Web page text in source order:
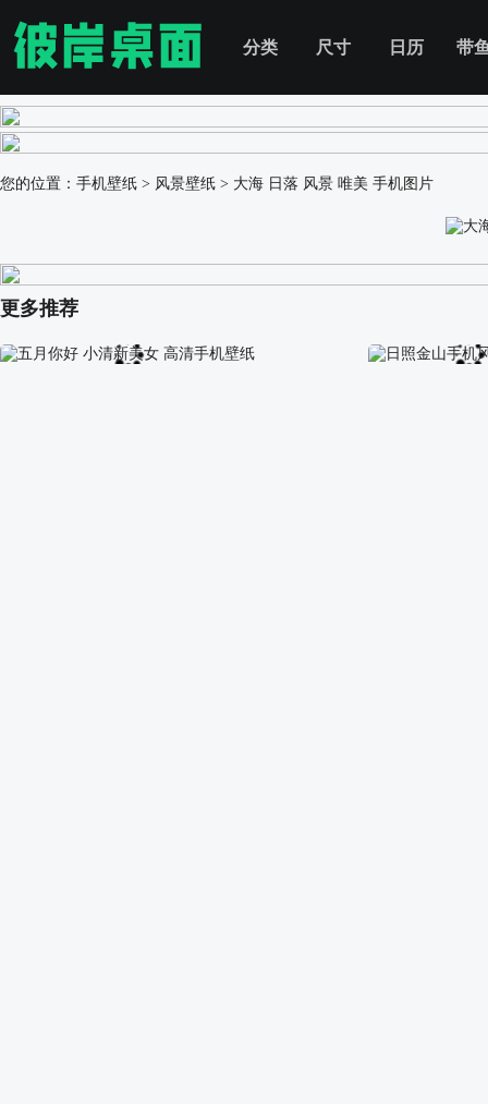
分类 尺寸 日历 带
您的位置： 手机壁纸 > 风景壁纸 > 大海 日落 风景 唯美 手机图片
更多推荐